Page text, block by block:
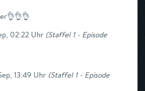
02:22 Uhr (Staffel 1 - Episode
13:49 Uhr (Staffel 1 - Episode